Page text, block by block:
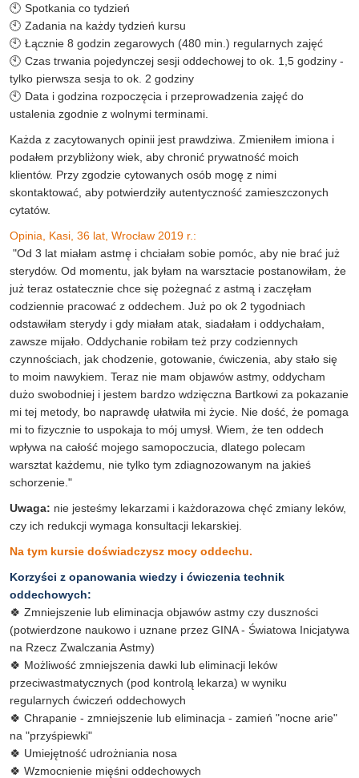
🕙 Spotkania co tydzień
🕙 Zadania na każdy tydzień kursu
🕙 Łącznie 8 godzin zegarowych (480 min.) regularnych zajęć
🕙 Czas trwania pojedynczej sesji oddechowej to ok. 1,5 godziny -
tylko pierwsza sesja to ok. 2 godziny
🕙 Data i godzina rozpoczęcia i przeprowadzenia zajęć do
ustalenia zgodnie z wolnymi terminami.
Każda z zacytowanych opinii jest prawdziwa. Zmieniłem imiona i
podałem przybliżony wiek, aby chronić prywatność moich
klientów. Przy zgodzie cytowanych osób mogę z nimi
skontaktować, aby potwierdziły autentyczność zamieszczonych
cytatów.
Opinia, Kasi, 36 lat, Wrocław 2019 r.:
"Od 3 lat miałam astmę i chciałam sobie pomóc, aby nie brać już
sterydów. Od momentu, jak byłam na warsztacie postanowiłam, że
już teraz ostatecznie chce się pożegnać z astmą i zaczęłam
codziennie pracować z oddechem. Już po ok 2 tygodniach
odstawiłam sterydy i gdy miałam atak, siadałam i oddychałam,
zawsze mijało. Oddychanie robiłam też przy codziennych
czynnościach, jak chodzenie, gotowanie, ćwiczenia, aby stało się
to moim nawykiem. Teraz nie mam objawów astmy, oddycham
dużo swobodniej i jestem bardzo wdzięczna Bartkowi za pokazanie
mi tej metody, bo naprawdę ułatwiła mi życie. Nie dość, że pomaga
mi to fizycznie to uspokaja to mój umysł. Wiem, że ten oddech
wpływa na całość mojego samopoczucia, dlatego polecam
warsztat każdemu, nie tylko tym zdiagnozowanym na jakieś
schorzenie."
Uwaga: nie jesteśmy lekarzami i każdorazowa chęć zmiany leków,
czy ich redukcji wymaga konsultacji lekarskiej.
Na tym kursie doświadczysz mocy oddechu.
Korzyści z opanowania wiedzy i ćwiczenia technik
oddechowych:
🍀 Zmniejszenie lub eliminacja objawów astmy czy duszności
(potwierdzone naukowo i uznane przez GINA - Światowa Inicjatywa
na Rzecz Zwalczania Astmy)
🍀 Możliwość zmniejszenia dawki lub eliminacji leków
przeciwastmatycznych (pod kontrolą lekarza) w wyniku
regularnych ćwiczeń oddechowych
🍀 Chrapanie - zmniejszenie lub eliminacja - zamień "nocne arie"
na "przyśpiewki"
🍀 Umiejętność udrożniania nosa
🍀 Wzmocnienie mięśni oddechowych